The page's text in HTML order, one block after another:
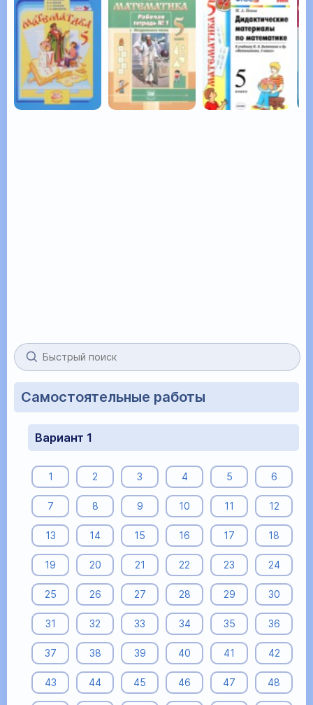
Самостоятельные работы
Вариант 1
1 2 3 4 5 6
7 8 9 10 11 12
13 14 15 16 17 18
19 20 21 22 23 24
25 26 27 28 29 30
31 32 33 34 35 36
37 38 39 40 41 42
43 44 45 46 47 48